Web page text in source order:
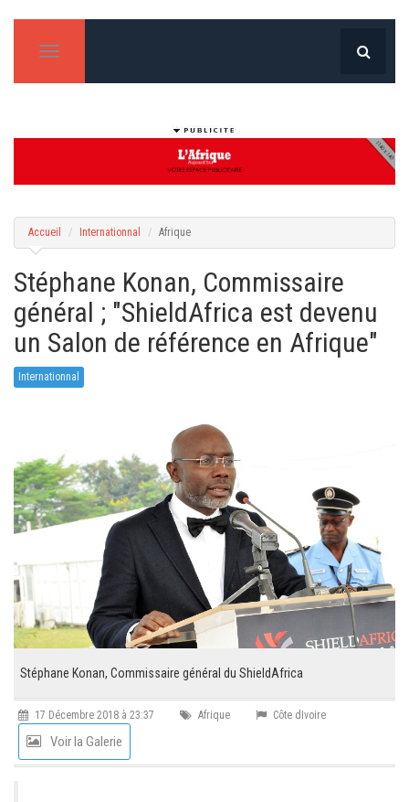
T
g
n
i
t
Accueil Internationnal Afrique
Stéphane Konan, Commissaire
général ; "ShieldAfrica est devenu
un Salon de référence en Afrique"
Internationnal
Stéphane Konan, Commissaire général du ShieldAfrica
17 Décembre 2018 à 23:37 Afrique Côte dIvoire
Voir la Galerie